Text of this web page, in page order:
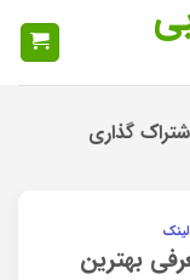
گذاری
بهترین